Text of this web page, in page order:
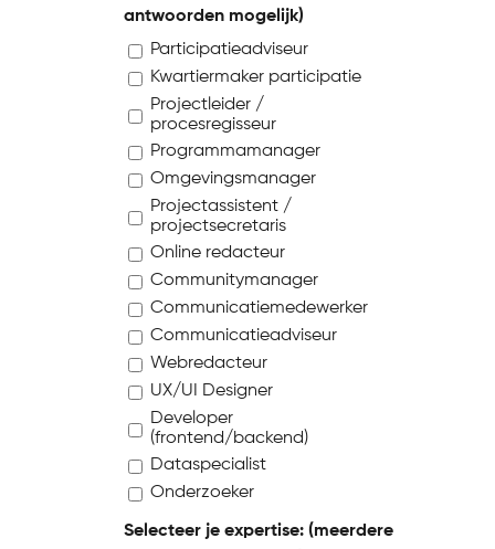
antwoorden mogelijk)
Participatieadviseur
Kwartiermaker participatie
Projectleider /
procesregisseur
Programmamanager
Omgevingsmanager
Projectassistent /
projectsecretaris
Online redacteur
Communitymanager
Communicatiemedewerker
Communicatieadviseur
Webredacteur
UX/UI Designer
Developer
(frontend/backend)
Dataspecialist
Onderzoeker
Selecteer je expertise: (meerdere